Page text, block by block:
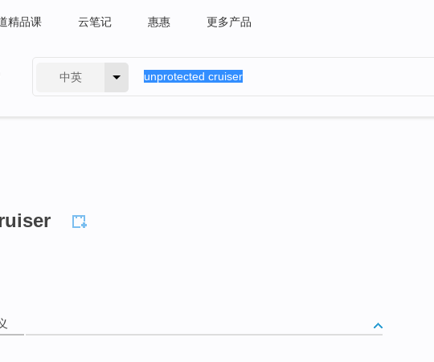
精品课 云笔记 惠惠 更多产品
中英